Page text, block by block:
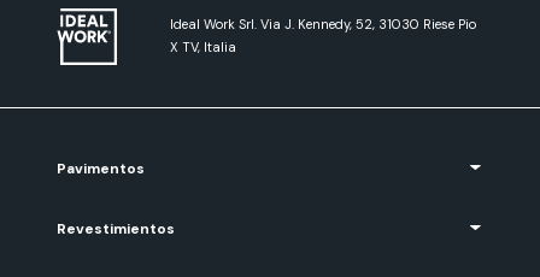
Ideal Work Srl. Via J. Kennedy, 52, 31030 Riese Pio
X TV, Italia
Pavimentos
Revestimientos